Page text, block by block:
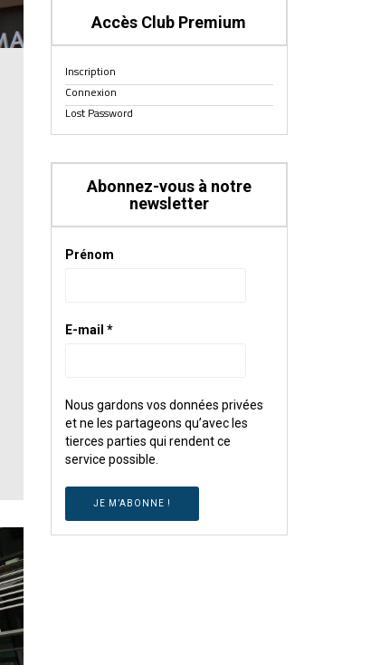
Accès Club Premium
Inscription
Connexion
Lost Password
Abonnez-vous à notre
newsletter
Prénom
E-mail *
Nous gardons vos données privées
et ne les partageons qu’avec les
tierces parties qui rendent ce
service possible.